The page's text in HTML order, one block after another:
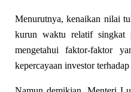
Menurutnya, kenaikan nilai
kurun waktu relatif
mengetahui faktor-faktor
kepercayaan investor